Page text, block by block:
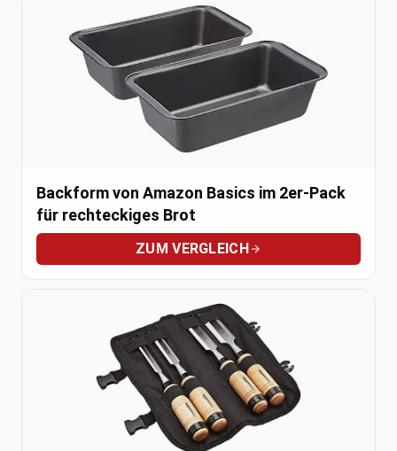
Backform von Amazon Basics im 2er-Pack
für rechteckiges Brot
ZUM VERGLEICH